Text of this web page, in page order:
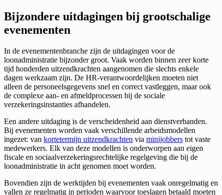
Bijzondere uitdagingen bij grootschalige
evenementen
In de evenementenbranche zijn de uitdagingen voor de
loonadministratie bijzonder groot. Vaak worden binnen zeer korte
tijd honderden uitzendkrachten aangenomen die slechts enkele
dagen werkzaam zijn. De HR-verantwoordelijken moeten niet
alleen de personeelsgegevens snel en correct vastleggen, maar ook
de complexe aan- en afmeldprocessen bij de sociale
verzekeringsinstanties afhandelen.
Een andere uitdaging is de verscheidenheid aan dienstverbanden.
Bij evenementen worden vaak verschillende arbeidsmodellen
ingezet: van kortetermijn uitzendkrachten via minijobbers tot vaste
medewerkers. Elk van deze modellen is onderworpen aan eigen
fiscale en sociaalverzekeringsrechtelijke regelgeving die bij de
loonadministratie in acht genomen moet worden.
Bovendien zijn de werktijden bij evenementen vaak onregelmatig en
vallen ze regelmatig in perioden waarvoor toeslagen betaald moeten